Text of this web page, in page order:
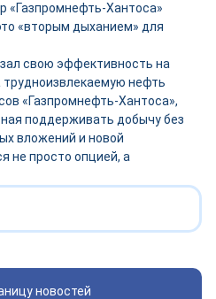
«Газпромнефть-Хантоса»
«вторым дыханием» для
свою эффективность на
нефть
«Газпромнефть-Хантоса»,
поддерживать добычу без
вложений и новой
не просто опцией, а
новостей